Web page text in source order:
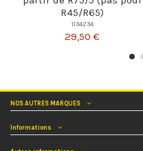
R45/R65)
1134234
29,50 €
NOS AUTRES MARQUES
Informations